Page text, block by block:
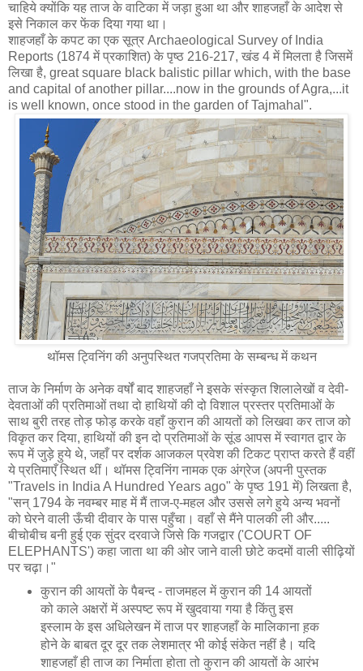
चाहिये क्योंकि यह ताज के वाटिका में जड़ा हुआ था और शाहजहाँ के आदेश से
इसे निकाल कर फेंक दिया गया था।
शाहजहाँ के कपट का एक सूत्र Archaeological Survey of India
Reports (1874 में प्रकाशित) के पृष्ठ 216-217, खंड 4 में मिलता है जिसमें
लिखा है, great square black balistic pillar which, with the base
and capital of another pillar....now in the grounds of Agra,...it
is well known, once stood in the garden of Tajmahal".
थॉमस ट्विनिंग की अनुपस्थित गजप्रतिमा के सम्‍बन्‍ध में कथन
ताज के निर्माण के अनेक वर्षों बाद शाहजहाँ ने इसके संस्कृत शिलालेखों व देवी-
देवताओं की प्रतिमाओं तथा दो हाथियों की दो विशाल प्रस्तर प्रतिमाओं के
साथ बुरी तरह तोड़ फोड़ करके वहाँ कुरान की आयतों को लिखवा कर ताज को
विकृत कर दिया, हाथियों की इन दो प्रतिमाओं के सूंड आपस में स्वागत द्वार के
रूप में जुड़े हुये थे, जहाँ पर दर्शक आजकल प्रवेश की टिकट प्राप्त करते हैं वहीं
ये प्रतिमाएँ स्थित थीं। थॉमस ट्विनिंग नामक एक अंग्रेज (अपनी पुस्तक
"Travels in India A Hundred Years ago" के पृष्ठ 191 में) लिखता है,
"सन् 1794 के नवम्बर माह में मैं ताज-ए-महल और उससे लगे हुये अन्य भवनों
को घेरने वाली ऊँची दीवार के पास पहुँचा। वहाँ से मैंने पालकी ली और.....
बीचोबीच बनी हुई एक सुंदर दरवाजे जिसे कि गजद्वार ('COURT OF
ELEPHANTS') कहा जाता था की ओर जाने वाली छोटे कदमों वाली सीढ़ियों
पर चढ़ा।"
कुरान की आयतों के पैबन्द - ताजमहल में कुरान की 14 आयतों
को काले अक्षरों में अस्पष्ट रूप में खुदवाया गया है किंतु इस
इस्लाम के इस अधिलेखन में ताज पर शाहजहाँ के मालिकाना ह़क
होने के बाबत दूर दूर तक लेशमात्र भी कोई संकेत नहीं है। यदि
शाहजहाँ ही ताज का निर्माता होता तो कुरान की आयतों के आरंभ